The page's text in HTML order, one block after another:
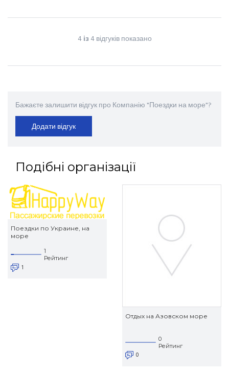
4із4 відгуків показано
Бажаєте залишити відгук про Компанію "Поездки на море"?
Додати відгук
Подібні організації
Поездки по Украине, на
море
1
Рейтинг
1
Отдых на Азовском море
0
Рейтинг
0